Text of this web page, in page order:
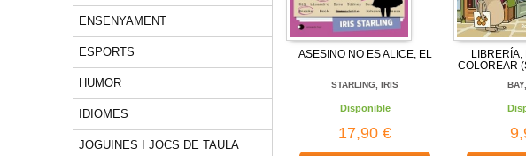
ENSENYAMENT
ESPORTS
HUMOR
IDIOMES
JOGUINES I JOCS DE TAULA
ASESINO NO ES ALICE, EL
STARLING, IRIS
Disponible
17,90 €
COLOREAR